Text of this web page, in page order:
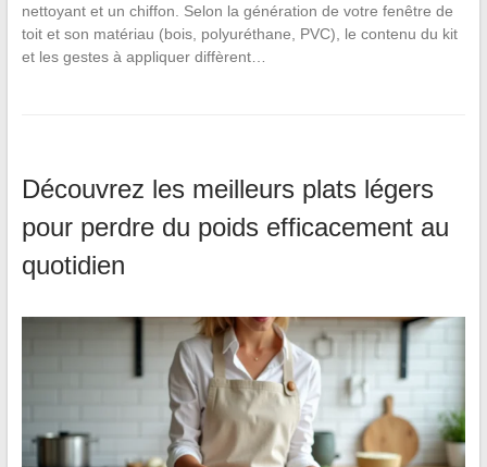
nettoyant et un chiffon. Selon la génération de votre fenêtre de
toit et son matériau (bois, polyuréthane, PVC), le contenu du kit
et les gestes à appliquer diffèrent…
Découvrez les meilleurs plats légers
pour perdre du poids efficacement au
quotidien